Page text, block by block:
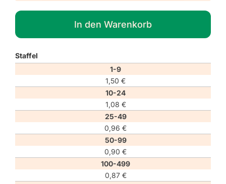
P056
"Maschinenbetriebene
Boote
verboten"
In den Warenkorb
Staffel
1-9
1,50 €
10-24
1,08 €
25-49
0,96 €
50-99
0,90 €
100-499
0,87 €